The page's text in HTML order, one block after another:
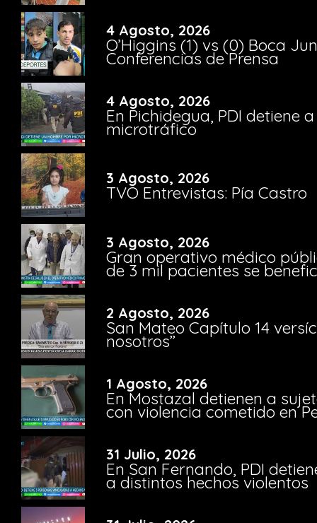
4 Agosto, 2026
O’Higgins (1) vs (0) Boca
Conferencias de Prensa
4 Agosto, 2026
En Pichidegua, PDI detiene
microtráfico
3 Agosto, 2026
TVO Entrevistas: Pía Castro
3 Agosto, 2026
Gran operativo médico
de 3 mil pacientes se
2 Agosto, 2026
San Mateo Capítulo 14
nosotros”
1 Agosto, 2026
En Mostazal detienen a
con violencia cometido en
31 Julio, 2026
En San Fernando, PDI
a distintos hechos violentos